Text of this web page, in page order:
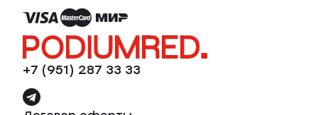
+7 (951) 287 33 33